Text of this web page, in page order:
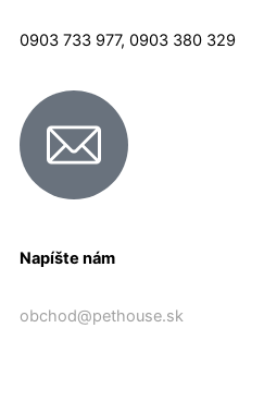
0903 733 977, 0903 380 329
Napíšte nám
obchod@pethouse.sk